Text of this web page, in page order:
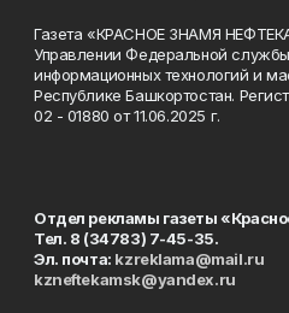
Газета «КРАСНОЕ ЗНАМЯ
Управлении Федеральной
информационных технологий и
Республике Башкортостан.
02 - 01880 от 11.06.2025 г.
Отдел рекламы газеты
Тел. 8 (34783) 7-45-35.
Эл. почта: kzreklama@mail.ru
kzneftekamsk@yandex.ru